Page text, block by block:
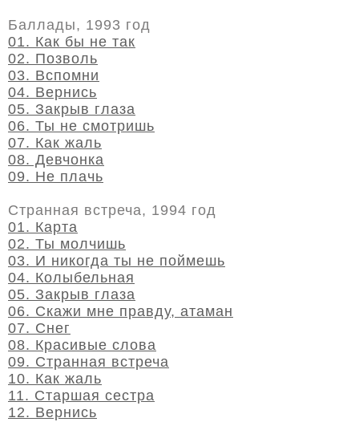
Баллады, 1993 год
01. Как бы не так
02. Позволь
03. Вспомни
04. Вернись
05. Закрыв глаза
06. Ты не смотришь
07. Как жаль
08. Девчонка
09. Не плачь
Странная встреча, 1994 год
01. Карта
02. Ты молчишь
03. И никогда ты не поймешь
04. Колыбельная
05. Закрыв глаза
06. Скажи мне правду, атаман
07. Снег
08. Красивые слова
09. Странная встреча
10. Как жаль
11. Старшая сестра
12. Вернись